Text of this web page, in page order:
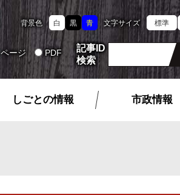
背景色 白 黒 青 文字サイズ 標準
ページ PDF
記事ID
検索
しごとの情報 市政情報